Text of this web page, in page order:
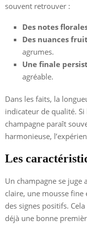
souvent retrouver :
Des notes
Des nuances
agrumes.
Une finale
agréable.
Dans les faits, la
indicateur de qualité.
champagne paraît
harmonieuse,
Les
Un champagne se juge
claire, une mousse fine
des signes positifs.
déjà une bonne